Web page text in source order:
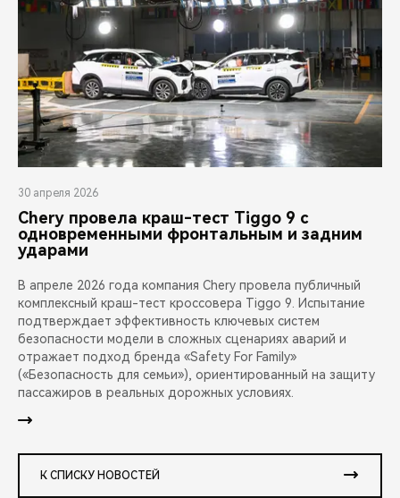
30 апреля 2026
Chery провела краш-тест Tiggo 9 с
одновременными фронтальным и задним
ударами
В апреле 2026 года компания Chery провела публичный
комплексный краш-тест кроссовера Tiggo 9. Испытание
подтверждает эффективность ключевых систем
безопасности модели в сложных сценариях аварий и
отражает подход бренда «Safety For Family»
(«Безопасность для семьи»), ориентированный на защиту
пассажиров в реальных дорожных условиях.
К СПИСКУ НОВОСТЕЙ